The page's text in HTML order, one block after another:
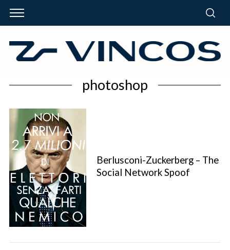
photoshop
Berlusconi-Zuckerberg – The
Social Network Spoof